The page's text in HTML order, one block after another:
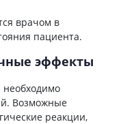
врачом в
пациента.
эффекты
Возможные
реакции,